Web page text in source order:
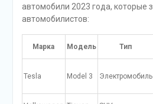
автомобили 2023 года, которые
автомобилистов:
Марка Модель Тип
Tesla Model 3 Электромобиль